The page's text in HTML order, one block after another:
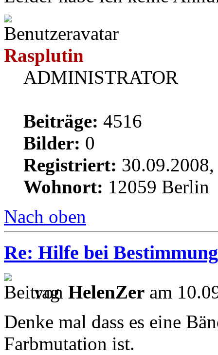
Rasplutin
ADMINISTRATOR
Beiträge: 4516
Bilder: 0
Registriert:
Wohnort: 12059 Berlin
Nach oben
Re: Hilfe bei
von HelenZer am
Denke mal dass es eine
Farbmutation ist.